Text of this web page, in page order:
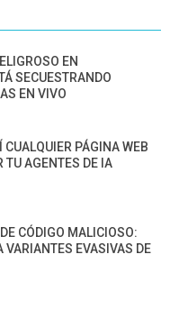
EN
SECUESTRANDO
EN VIVO
PÁGINA WEB
TU AGENTES DE IA
CÓDIGO MALICIOSO:
VARIANTES EVASIVAS DE